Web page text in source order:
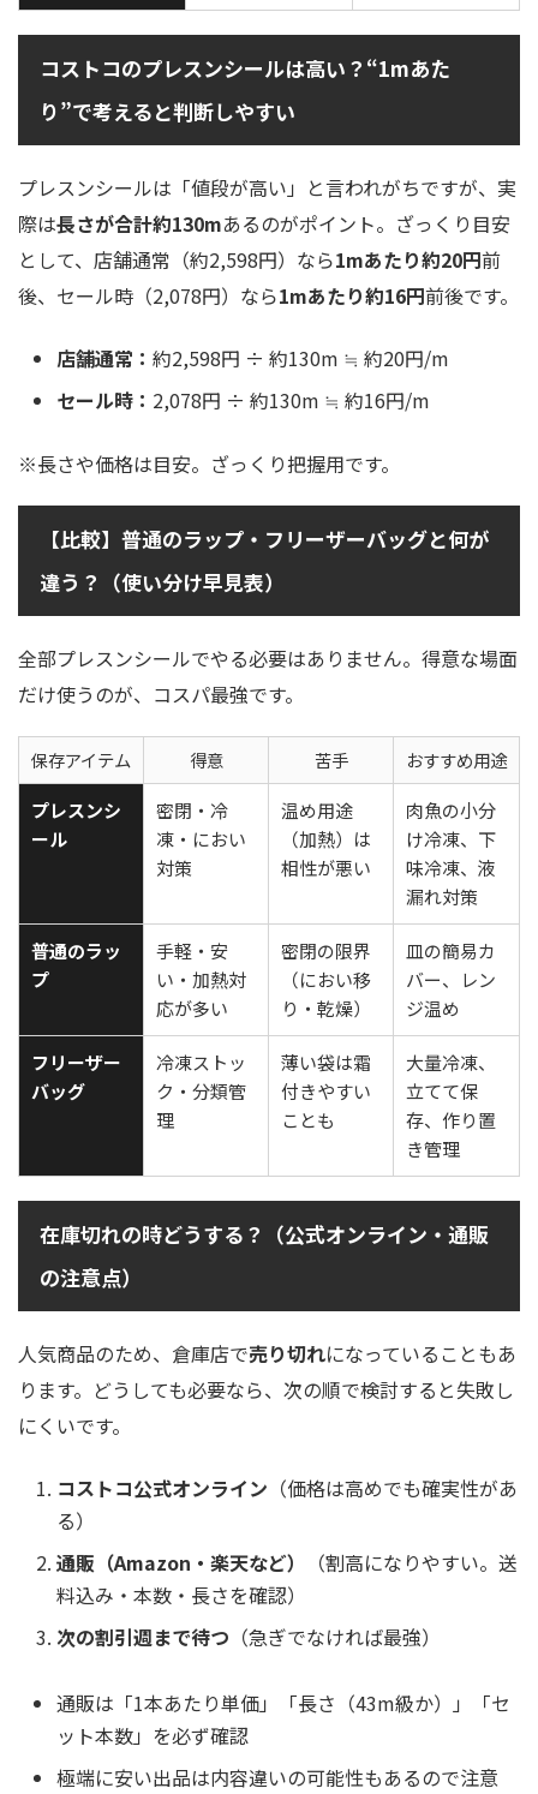
コストコのプレスンシールは高い？“1mあた
り”で考えると判断しやすい
プレスンシールは「値段が高い」と言われがちですが、実
際は長さが合計約130mあるのがポイント。ざっくり目安
として、店舗通常（約2,598円）なら1mあたり約20円前
後、セール時（2,078円）なら1mあたり約16円前後です。
店舗通常： 約2,598円 ÷ 約130m ≒ 約20円/m
セール時： 2,078円 ÷ 約130m ≒ 約16円/m
※長さや価格は目安。ざっくり把握用です。
【比較】普通のラップ・フリーザーバッグと何が
違う？（使い分け早見表）
全部プレスンシールでやる必要はありません。得意な場面
だけ使うのが、コスパ最強です。
保存アイテム 得意 苦手
おすすめ用途
プレスンシ
ール
密閉・冷
凍・におい
対策
温め用途
（加熱）は
相性が悪い
肉魚の小分
け冷凍、下
味冷凍、液
漏れ対策
普通のラッ
プ
手軽・安
い・加熱対
応が多い
密閉の限界
（におい移
り・乾燥）
皿の簡易カ
バー、レン
ジ温め
フリーザー
バッグ
冷凍ストッ
ク・分類管
理
薄い袋は霜
付きやすい
ことも
大量冷凍、
立てて保
存、作り置
き管理
在庫切れの時どうする？（公式オンライン・通販
の注意点）
人気商品のため、倉庫店で売り切れになっていることもあ
ります。どうしても必要なら、次の順で検討すると失敗し
にくいです。
コストコ公式オンライン （価格は高めでも確実性があ
る）
通販（Amazon・楽天など）
（割高になりやすい。送
料込み・本数・長さを確認）
次の割引週まで待つ （急ぎでなければ最強）
通販は「1本あたり単価」「長さ（43m級か）」「セ
ット本数」を必ず確認
極端に安い出品は内容違いの可能性もあるので注意